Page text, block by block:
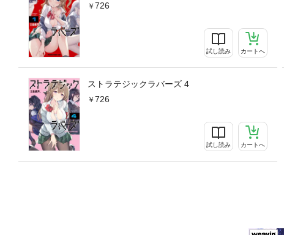
726
試し読み カートへ
ストラテジックラバーズ 4
726
試し読み カートへ